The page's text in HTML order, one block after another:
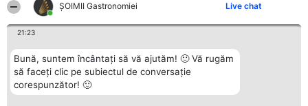
ȘOIMII Gastronomiei Live chat
21:23
Bună, suntem încântați să vă ajutăm! 🙂 Vă rugăm
să faceți clic pe subiectul de conversație
corespunzător! 🙂